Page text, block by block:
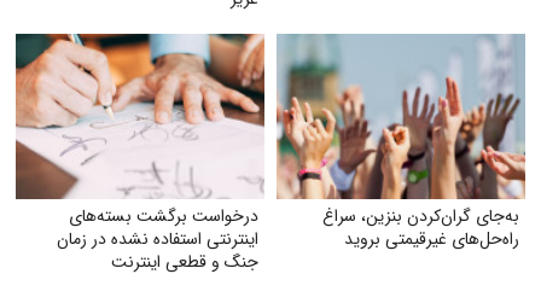
به‌جای گران‌کردن بنزین، سراغ
راه‌حل‌های غیرقیمتی بروید
درخواست برگشت بسته‌های
اینترنتی استفاده نشده در زمان
جنگ و قطعی اینترنت